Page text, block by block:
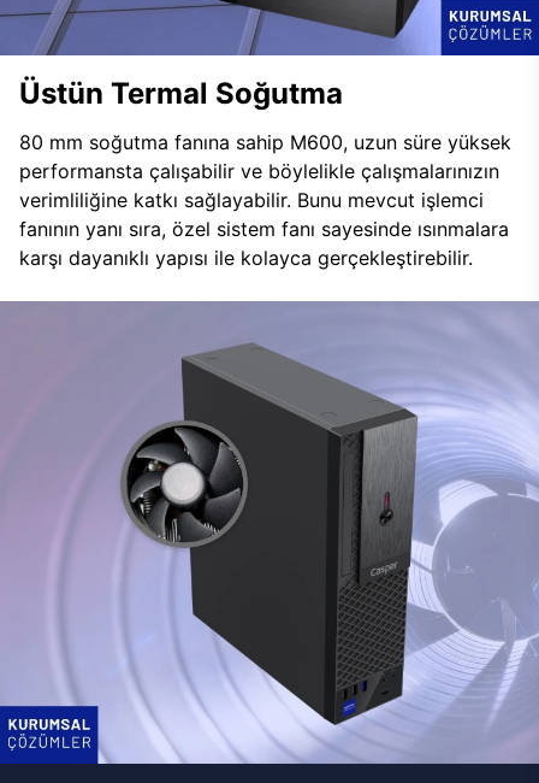
Üstün Termal Soğutma
80 mm soğutma fanına sahip M600, uzun süre yüksek
performansta çalışabilir ve böylelikle çalışmalarınızın
verimliliğine katkı sağlayabilir. Bunu mevcut işlemci
fanının yanı sıra, özel sistem fanı sayesinde ısınmalara
karşı dayanıklı yapısı ile kolayca gerçekleştirebilir.